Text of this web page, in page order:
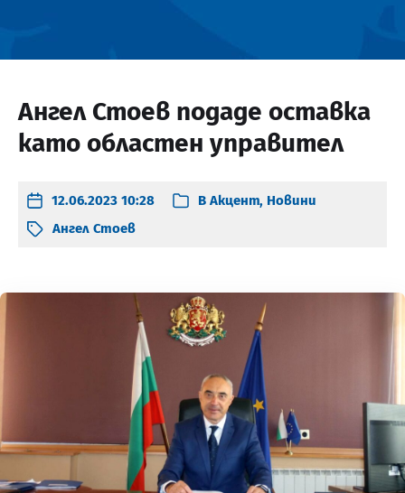
Ангел Стоев подаде оставка
като областен управител
12.06.2023 10:28 В Акцент, Новини
Ангел Стоев